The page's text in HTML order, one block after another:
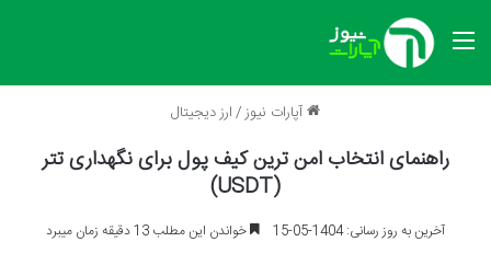
منو
آپارات نیوز/ارز دیجیتال
راهنمای انتخاب امن ترین کیف پول برای نگهداری تتر
(USDT)
آخرین به روز رسانی: 1404-05-15 خواندن این مطلب 13 دقیقه زمان میبرد